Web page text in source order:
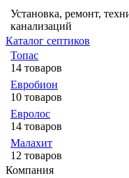
Установка, ремонт,
канализаций
Каталог септиков
Топас
14 товаров
Евробион
10 товаров
Евролос
14 товаров
Малахит
12 товаров
Компания